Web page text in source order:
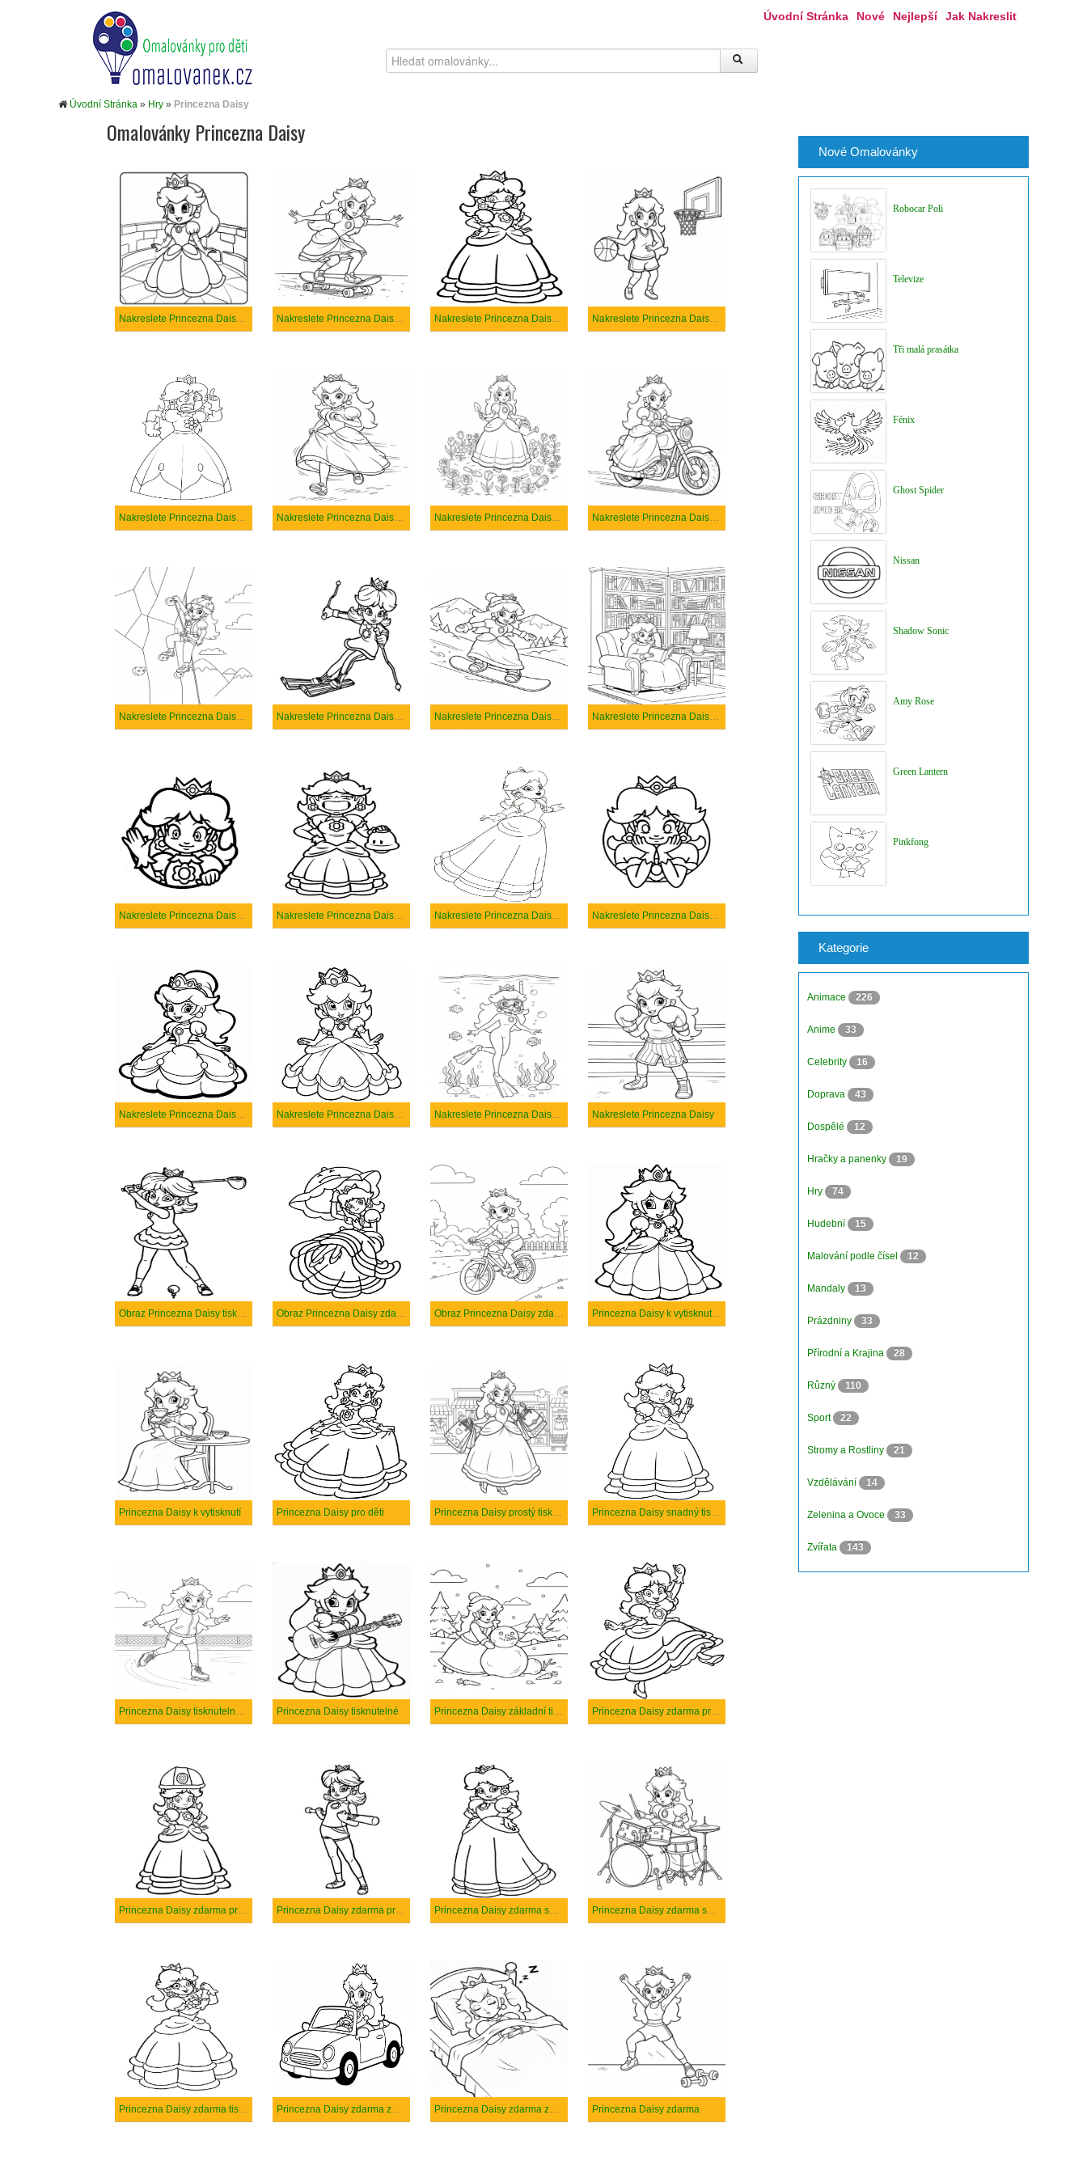
Úvodní Stránka Nové Nejlepší Jak Nakreslit
Úvodní Stránka » Hry » Princezna Daisy
Omalovánky Princezna Daisy
Nakreslete Princezna Daisy k vytisknutí zdarma Nakreslete Princezna Daisy k vytisknutí Nakreslete Princezna Daisy pro děti Nakreslete Princezna Daisy prostý tisknutelné
Nakreslete Princezna Daisy prostý Nakreslete Princezna Daisy snadný tisknutelné Nakreslete Princezna Daisy snadný Nakreslete Princezna Daisy tisknutelné pro děti
Nakreslete Princezna Daisy tisknutelné Nakreslete Princezna Daisy základní tisknutelné Nakreslete Princezna Daisy základní Nakreslete Princezna Daisy zdarma pro děti
Nakreslete Princezna Daisy zdarma prostý tisknutelné Nakreslete Princezna Daisy zdarma prostý Nakreslete Princezna Daisy zdarma snadný tisknutelné Nakreslete Princezna Daisy zdarma snadný
Nakreslete Princezna Daisy zdarma základní tisknutelné Nakreslete Princezna Daisy zdarma základní Nakreslete Princezna Daisy zdarma Nakreslete Princezna Daisy
Obraz Princezna Daisy tisknutelné Obraz Princezna Daisy zdarma tisknutelné Obraz Princezna Daisy zdarma Princezna Daisy k vytisknutí zdarma
Princezna Daisy k vytisknutí Princezna Daisy pro děti Princezna Daisy prostý tisknutelné Princezna Daisy snadný tisknutelné
Princezna Daisy tisknutelné pro děti Princezna Daisy tisknutelné Princezna Daisy základní tisknutelné Princezna Daisy zdarma pro děti
Princezna Daisy zdarma prostý tisknutelné Princezna Daisy zdarma prostý Princezna Daisy zdarma snadný tisknutelné Princezna Daisy zdarma snadný
Princezna Daisy zdarma tisknutelné pro děti Princezna Daisy zdarma základní tisknutelné Princezna Daisy zdarma základní Princezna Daisy zdarma
Nové Omalovánky
Robocar Poli
Televize
Tři malá prasátka
Fénix
Ghost Spider
Nissan
Shadow Sonic
Amy Rose
Green Lantern
Pinkfong
Kategorie
Animace 226
Anime 33
Celebrity 16
Doprava 43
Dospělé 12
Hračky a panenky 19
Hry 74
Hudební 15
Malování podle čísel 12
Mandaly 13
Prázdniny 33
Přírodní a Krajina 28
Různý 110
Sport 22
Stromy a Rostliny 21
Vzdělávání 14
Zelenina a Ovoce 33
Zvířata 143